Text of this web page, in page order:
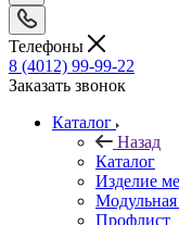
Телефоны
8 (4012) 99-99-22
Заказать звонок
Каталог
Назад
Каталог
Изделие
Модульная
Профлист